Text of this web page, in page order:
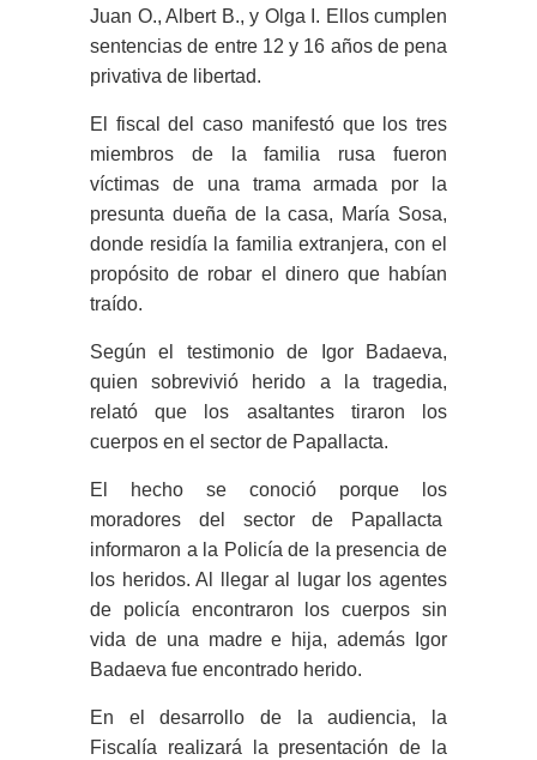
Juan O., Albert B., y Olga I. Ellos cumplen
sentencias de entre 12 y 16 años de pena
privativa de libertad.
El fiscal del caso manifestó que los tres
miembros de la familia rusa fueron
víctimas de una trama armada por la
presunta dueña de la casa, María Sosa,
donde residía la familia extranjera, con el
propósito de robar el dinero que habían
traído.
Según el testimonio de Igor Badaeva,
quien sobrevivió herido a la tragedia,
relató que los asaltantes tiraron los
cuerpos en el sector de Papallacta.
El hecho se conoció porque los
moradores del sector de Papallacta
informaron a la Policía de la presencia de
los heridos. Al llegar al lugar los agentes
de policía encontraron los cuerpos sin
vida de una madre e hija, además Igor
Badaeva fue encontrado herido.
En el desarrollo de la audiencia, la
Fiscalía realizará la presentación de la